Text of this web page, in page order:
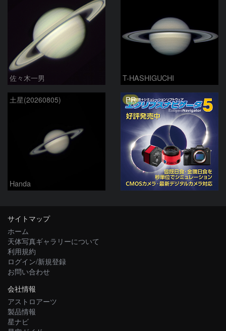
佐々木一男 T-HASHIGUCHI
土星(20260805)
Handa
PR
サイトマップ
ホーム
天体写真ギャラリーについて
利用規約
ログイン/新規登録
お問い合わせ
会社情報
アストロアーツ
製品情報
星ナビ